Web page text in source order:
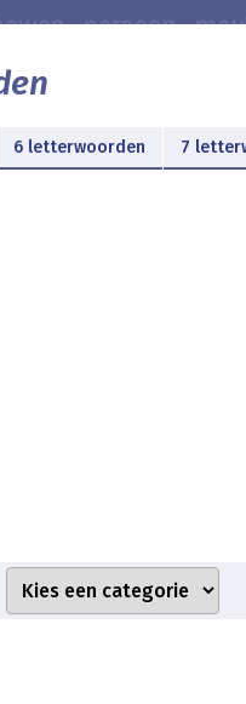
6 letterwoorden 7